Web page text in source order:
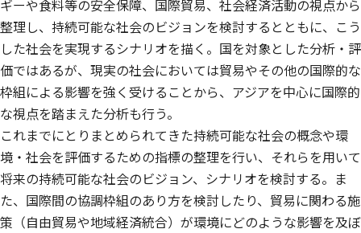
ギーや食料等の安全保障、国際貿易、社会経済活動の視点から
整理し、持続可能な社会のビジョンを検討するとともに、こう
した社会を実現するシナリオを描く。国を対象とした分析・評
価ではあるが、現実の社会においては貿易やその他の国際的な
枠組による影響を強く受けることから、アジアを中心に国際的
な視点を踏まえた分析も行う。
これまでにとりまとめられてきた持続可能な社会の概念や環
境・社会を評価するための指標の整理を行い、それらを用いて
将来の持続可能な社会のビジョン、シナリオを検討する。ま
た、国際間の協調枠組のあり方を検討したり、貿易に関わる施
策（自由貿易や地域経済統合）が環境にどのような影響を及ぼ